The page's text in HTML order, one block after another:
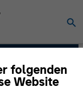
folgenden
Website